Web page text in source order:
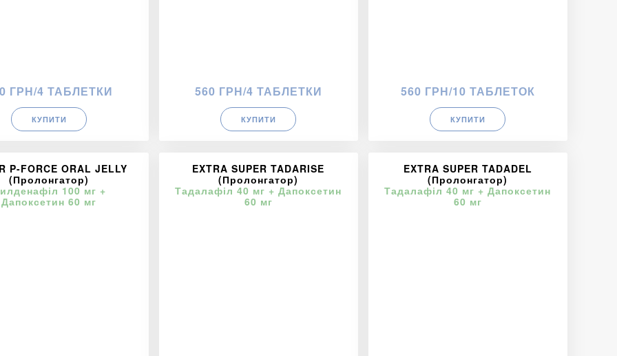
ГРН/4 ТАБЛЕТКИ
КУПИТИ
560 ГРН/4 ТАБЛЕТКИ
КУПИТИ
560 ГРН/10 ТАБЛЕТОК
КУПИТИ
P-FORCE ORAL JELLY
(Пролонгатор)
100 мг +
Дапоксетин 60 мг
EXTRA SUPER TADARISE
(Пролонгатор)
Тадалафіл 40 мг + Дапоксетин
60 мг
EXTRA SUPER TADADEL
(Пролонгатор)
Тадалафіл 40 мг + Дапоксетин
60 мг